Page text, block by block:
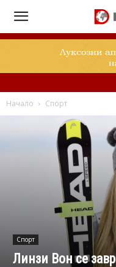
Начало Спорт
Спорт
Линзи Вон се